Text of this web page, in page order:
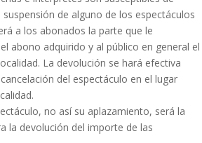
de alguno de los espectáculos
a los abonados la parte que le
abono adquirido y al público en general el
La devolución se hará efectiva
del espectáculo en el lugar
no así su aplazamiento, será la
la devolución del importe de las